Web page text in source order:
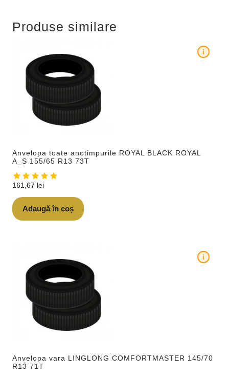
Produse similare
Anvelopa toate anotimpurile ROYAL BLACK ROYAL
A_S 155/65 R13 73T
i
161,67 lei
Adaugă în coș
Anvelopa vara LINGLONG COMFORTMASTER 145/70
R13 71T
i